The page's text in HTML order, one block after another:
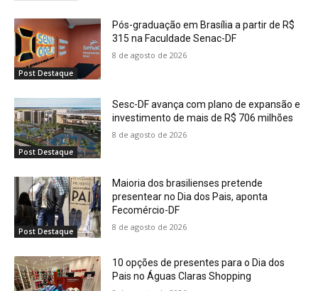
Post Destaque
Pós-graduação em Brasília a partir de R$
315 na Faculdade Senac-DF
8 de agosto de 2026
Post Destaque
Sesc-DF avança com plano de expansão e
investimento de mais de R$ 706 milhões
8 de agosto de 2026
Post Destaque
Maioria dos brasilienses pretende
presentear no Dia dos Pais, aponta
Fecomércio-DF
8 de agosto de 2026
10 opções de presentes para o Dia dos
Pais no Águas Claras Shopping